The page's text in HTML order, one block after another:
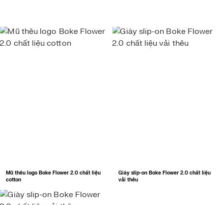
Mũ thêu logo Boke Flower 2.0 chất liệu
cotton
Giày slip-on Boke Flower 2.0 chất liệu
vải thêu